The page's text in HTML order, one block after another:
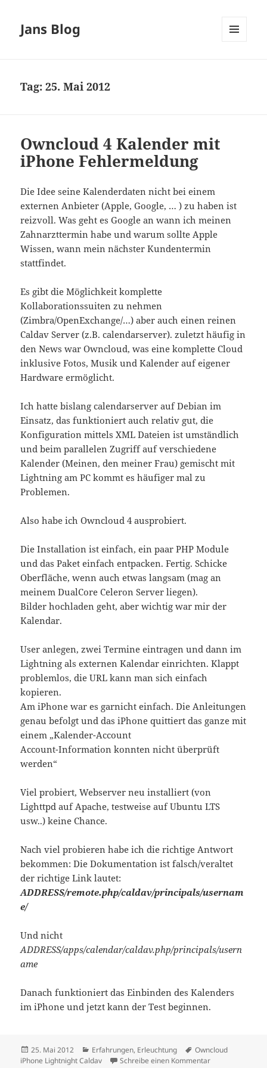
Jans Blog
Tag:25. Mai 2012
Owncloud 4 Kalender mit
iPhone Fehlermeldung
Die Idee seine Kalenderdaten nicht bei einem
externen Anbieter (Apple, Google, … ) zu haben ist
reizvoll. Was geht es Google an wann ich meinen
Zahnarzttermin habe und warum sollte Apple
Wissen, wann mein nächster Kundentermin
stattfindet.
Es gibt die Möglichkeit komplette
Kollaborationssuiten zu nehmen
(Zimbra/OpenExchange/…) aber auch einen reinen
Caldav Server (z.B. calendarserver). zuletzt häufig in
den News war Owncloud, was eine komplette Cloud
inklusive Fotos, Musik und Kalender auf eigener
Hardware ermöglicht.
Ich hatte bislang calendarserver auf Debian im
Einsatz, das funktioniert auch relativ gut, die
Konfiguration mittels XML Dateien ist umständlich
und beim parallelen Zugriff auf verschiedene
Kalender (Meinen, den meiner Frau) gemischt mit
Lightning am PC kommt es häufiger mal zu
Problemen.
Also habe ich Owncloud 4 ausprobiert.
Die Installation ist einfach, ein paar PHP Module
und das Paket einfach entpacken. Fertig. Schicke
Oberfläche, wenn auch etwas langsam (mag an
meinem DualCore Celeron Server liegen).
Bilder hochladen geht, aber wichtig war mir der
Kalendar.
User anlegen, zwei Termine eintragen und dann im
Lightning als externen Kalendar einrichten. Klappt
problemlos, die URL kann man sich einfach
kopieren.
Am iPhone war es garnicht einfach. Die Anleitungen
genau befolgt und das iPhone quittiert das ganze mit
einem „Kalender-Account
Account-Information konnten nicht überprüft
werden“
Viel probiert, Webserver neu installiert (von
Lighttpd auf Apache, testweise auf Ubuntu LTS
usw..) keine Chance.
Nach viel probieren habe ich die richtige Antwort
bekommen: Die Dokumentation ist falsch/veraltet
der richtige Link lautet:
ADDRESS/remote.php/caldav/principals/usernam
e/
Und nicht
ADDRESS/apps/calendar/caldav.php/principals/usern
ame
Danach funktioniert das Einbinden des Kalenders
im iPhone und jetzt kann der Test beginnen.
Veröffentlicht
am
25. Mai 2012 Kategorien
Erfahrungen, Erleuchtung Schlagwörter
Owncloud
iPhone Lightnight Caldav
Schreibe einen Kommentarzu Owncloud 4